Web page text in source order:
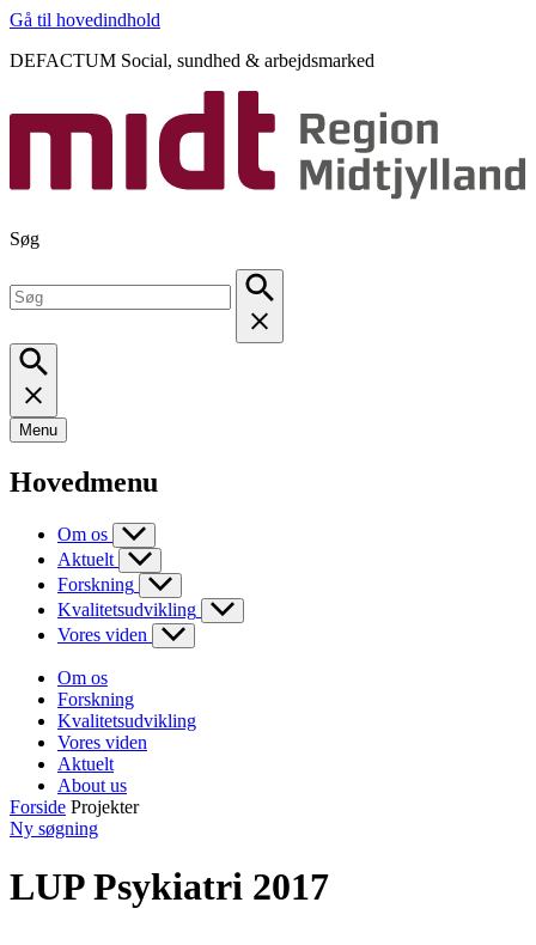
Gå til hovedindhold
DEFACTUM Social, sundhed & arbejdsmarked
Søg
Menu
Hovedmenu
Om os
Aktuelt
Forskning
Kvalitetsudvikling
Vores viden
Om os
Forskning
Kvalitetsudvikling
Vores viden
Aktuelt
About us
Forside Projekter
Ny søgning
LUP Psykiatri 2017